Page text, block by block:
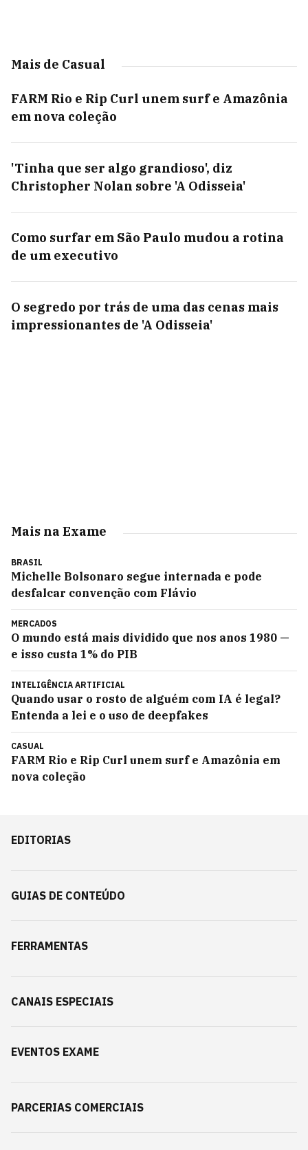
Mais de Casual
FARM Rio e Rip Curl unem surf e Amazônia
em nova coleção
'Tinha que ser algo grandioso', diz
Christopher Nolan sobre 'A Odisseia'
Como surfar em São Paulo mudou a rotina
de um executivo
O segredo por trás de uma das cenas mais
impressionantes de 'A Odisseia'
Mais na Exame
BRASIL
Michelle Bolsonaro segue internada e pode
desfalcar convenção com Flávio
MERCADOS
O mundo está mais dividido que nos anos 1980 —
e isso custa 1% do PIB
INTELIGÊNCIA ARTIFICIAL
Quando usar o rosto de alguém com IA é legal?
Entenda a lei e o uso de deepfakes
CASUAL
FARM Rio e Rip Curl unem surf e Amazônia em
nova coleção
EDITORIAS
GUIAS DE CONTEÚDO
FERRAMENTAS
CANAIS ESPECIAIS
EVENTOS EXAME
PARCERIAS COMERCIAIS